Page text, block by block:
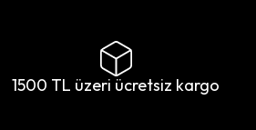
1500 TL üzeri ücretsiz kargo